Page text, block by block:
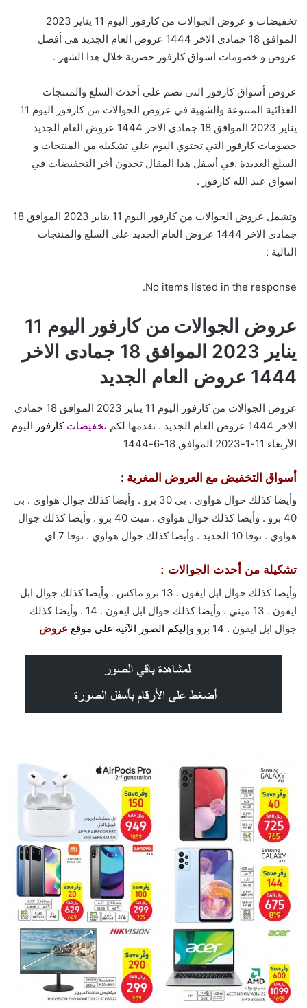
تخفيضات و عروض الجوالات من كارفور اليوم 11 يناير 2023
الموافق 18 جمادى الاخر 1444 عروض العام الجديد هي أفضل
عروض و خصومات اسواق كارفور حصرية خلال هدا الشهر .
عروض أسواق كارفور التي تضم علي أحدث السلع والمنتجات
الغذائية المتنوعة والشهية في عروض الجوالات من كارفور اليوم 11
يناير 2023 الموافق 18 جمادى الاخر 1444 عروض العام الجديد
خصومات كارفور التي تحتوي اليوم علي تشكيلة من المنتجات و
السلع العديدة .في أسفل هدا المقال تجدون أخر التخفيضات في
اسواق عبد الله كارفور .
وتشمل عروض الجوالات من كارفور اليوم 11 يناير 2023 الموافق 18
جمادى الاخر 1444 عروض العام الجديد على السلع والمنتجات
التالية :
No items listed in the response.
عروض الجوالات من كارفور اليوم 11
يناير 2023 الموافق 18 جمادى الاخر
1444 عروض العام الجديد
عروض الجوالات من كارفور اليوم 11 يناير 2023 الموافق 18 جمادى
الاخر 1444 عروض العام الجديد . تقدمها لكم
تخفيضات كارفور اليوم
الأربعاء 11-1-2023 الموافق 18-6-1444
أسواق التخفيض مع العروض المغرية :
وأيضا كذلك جوال هواوي . بي 30 برو . وأيضا كذلك جوال هواوي . بي
40 برو . وأيضا كذلك جوال هواوي . ميت 40 برو . وأيضا كذلك جوال
هواوي . نوفا 10 الجديد . وأيضا كذلك جوال هواوي . نوفا 7 اي
تشكيلة من أحدث الجوالات :
وأيضا كذلك جوال ابل ايفون . 13 برو ماكس . وأيضا كذلك جوال ابل
ايفون . 13 ميني . وأيضا كذلك جوال ابل ايفون . 14 . وأيضا كذلك
جوال ابل ايفون . 14 برو
وإليكم الصور الآتية على موقع عروض